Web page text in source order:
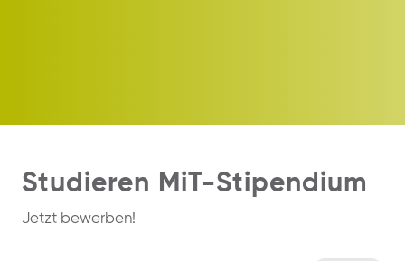
Studieren MiT-Stipendium
Jetzt bewerben!